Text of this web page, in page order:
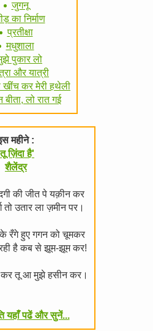
जुगनू
का निर्माण
प्रतीक्षा
मधुशाला
पुकार लो
और यात्री
खींच कर मेरी हथेली
बीता, लो रात गई
महीने :
ज़िंदा है'
शैलेंद्र
की जीत पे यक़ीन कर
तो उतार ला ज़मीन पर।
रँगे हुए गगन को चूमकर
है कब से झूम-झूम कर!
कर तू आ मुझे हसीन कर।
यहाँ पढें और सुनें...